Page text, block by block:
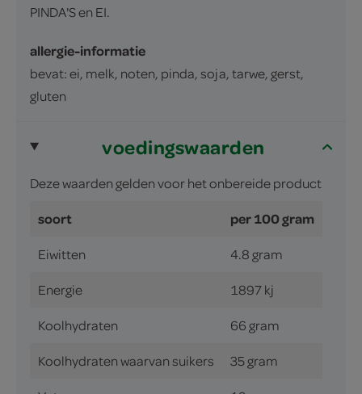
PINDA'S en EI.
allergie-informatie
bevat: ei, melk, noten, pinda, soja, tarwe, gerst,
gluten
voedingswaarden
Deze waarden gelden voor het onbereide product
soort per 100 gram
Eiwitten 4.8 gram
Energie 1897 kj
Koolhydraten 66 gram
Koolhydraten waarvan suikers 35 gram